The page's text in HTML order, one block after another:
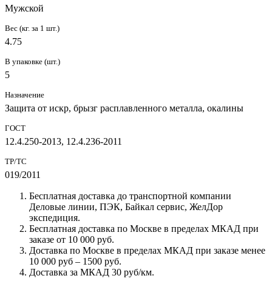
Мужской
Вес (кг. за 1 шт.)
4.75
В упаковке (шт.)
5
Назначение
Защита от искр, брызг расплавленного металла, окалины
ГОСТ
12.4.250-2013, 12.4.236-2011
ТР/ТС
019/2011
Бесплатная доставка до транспортной компании
Деловые линии, ПЭК, Байкал сервис, ЖелДор
экспедиция.
Бесплатная доставка по Москве в пределах МКАД при
заказе от 10 000 руб.
Доставка по Москве в пределах МКАД при заказе менее
10 000 руб – 1500 руб.
Доставка за МКАД 30 руб/км.